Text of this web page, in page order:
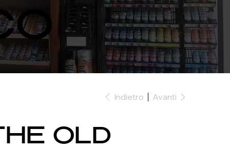
Indietro Avanti
OLD